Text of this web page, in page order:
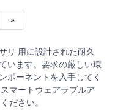
»
リ 用に設計された耐久
います。要求の厳しい環
ポーネントを入手してく
マートウェアラブルア
ださい。